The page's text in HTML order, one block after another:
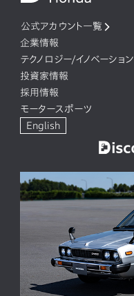
公式アカウント一覧
企業情報
テクノロジー/イノベーション
投資家情報
採用情報
モータースポーツ
English